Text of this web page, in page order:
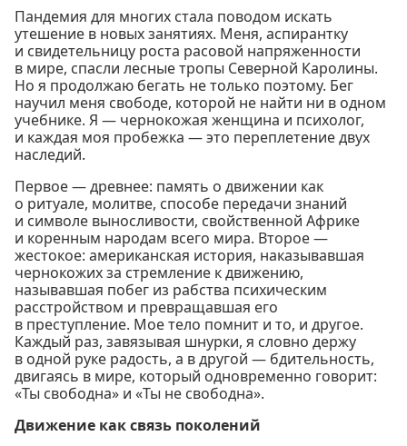
Пандемия для многих стала поводом искать
утешение в новых занятиях. Меня, аспирантку
и свидетельницу роста расовой напряженности
в мире, спасли лесные тропы Северной Каролины.
Но я продолжаю бегать не только поэтому. Бег
научил меня свободе, которой не найти ни в одном
учебнике. Я — чернокожая женщина и психолог,
и каждая моя пробежка — это переплетение двух
наследий.
Первое — древнее: память о движении как
о ритуале, молитве, способе передачи знаний
и символе выносливости, свойственной Африке
и коренным народам всего мира. Второе —
жестокое: американская история, наказывавшая
чернокожих за стремление к движению,
называвшая побег из рабства психическим
расстройством и превращавшая его
в преступление. Мое тело помнит и то, и другое.
Каждый раз, завязывая шнурки, я словно держу
в одной руке радость, а в другой — бдительность,
двигаясь в мире, который одновременно говорит:
«Ты свободна» и «Ты не свободна».
Движение как связь поколений